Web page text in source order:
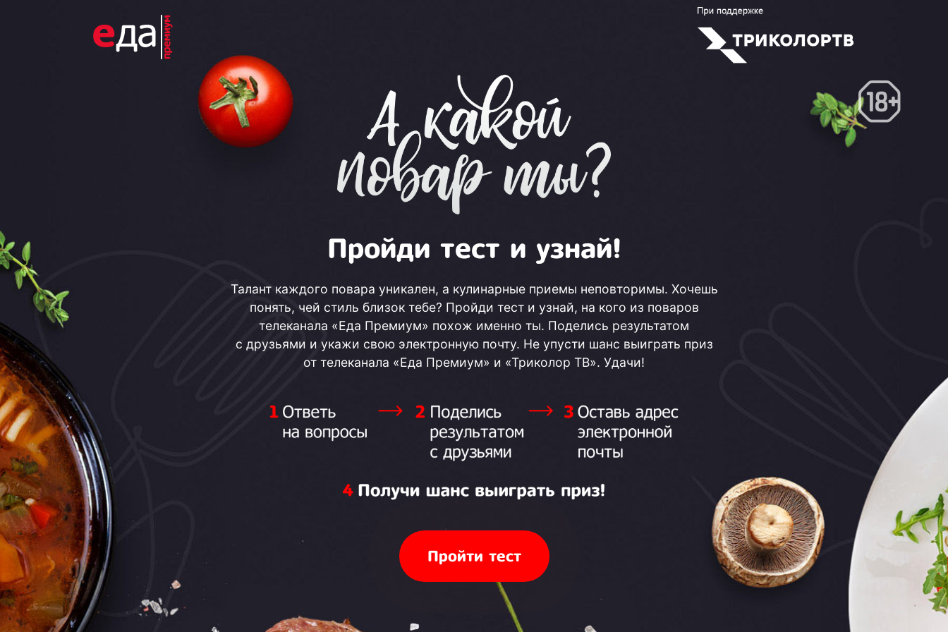
Пройди тест и узнай!
Талант каждого повара уникален, а кулинарные приемы неповторимы. Хочешь
понять, чей стиль близок тебе? Пройди тест и узнай, на кого из поваров
телеканала «Еда Премиум» похож именно ты. Поделись результатом
с друзьями и укажи свою электронную почту. Не упусти шанс выиграть приз
от телеканала «Еда Премиум» и «Триколор ТВ». Удачи!
Пройти тест